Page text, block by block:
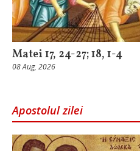
Matei 17, 24-27; 18, 1-4
08 Aug, 2026
Apostolul zilei